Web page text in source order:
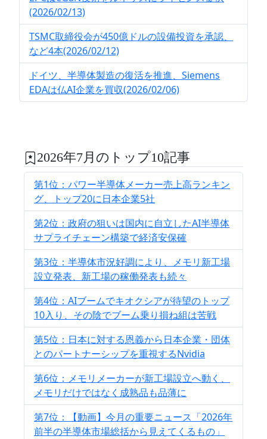
(2026/02/13)
TSMC取締役会が450億ドルの設備投資を承認、
など4本(2026/02/12)
ドイツ、半導体製造の復活を推進、Siemens
EDAは仏AI企業を買収(2026/02/06)
2026年7月のトップ10記事
第1位：パワー半導体メーカー売上高ランキン
グ、トップ20に日本企業5社
第2位：政府の狙いは国内に自立したAI半導体
サプライチェーン構築で経済安保確
第3位：半導体市況好調により、メモリ新工場
設立発表、新工場の稼働発表も続々
第4位：AIブームでキオクシアが待望のトップ
10入り、その陰でブーム乗り損ね組は苦戦
第5位：日本に対する恩義から日本企業・団体
とのパートナーシップを重視するNvidia
第6位：メモリメーカーが新工場設立へ動く、
メモリだけではなく成熟品も品薄に
第7位：【動画】今月の重要ニュース「2026年
前半の半導体市場総括から見えてくるもの」